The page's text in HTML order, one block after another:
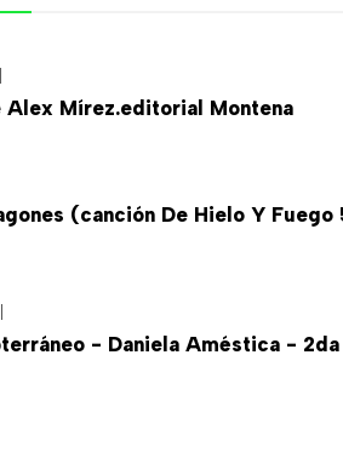
Alex Mírez.editorial Montena
(canción De Hielo Y Fuego
- Daniela Améstica - 2da